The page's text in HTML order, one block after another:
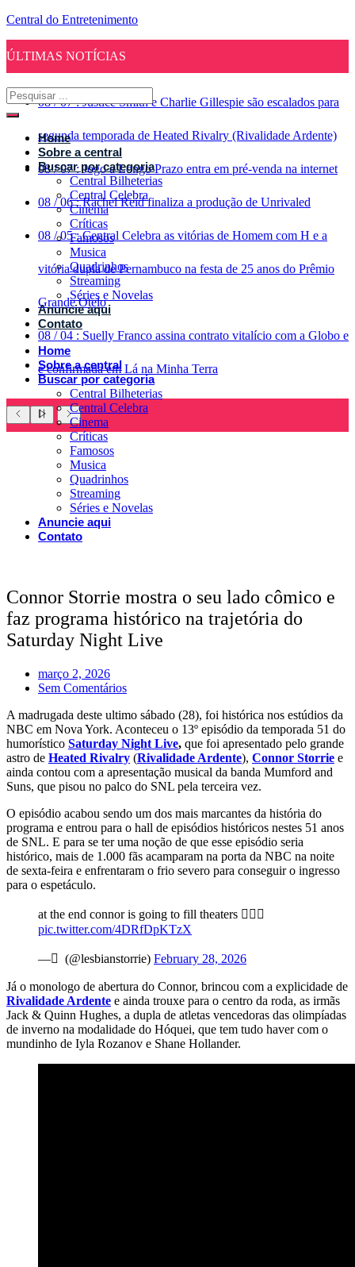
Central do Entretenimento
ÚLTIMAS NOTÍCIAS
08 / 07 : Justice Smith e Charlie Gillespie são escalados para
segunda temporada de Heated Rivalry (Rivalidade Ardente)
08 / 07 : Jogo a Longo Prazo entra em pré-venda na internet
08 / 06 : Rachel Reid finaliza a produção de Unrivaled
08 / 05 : Central Celebra as vitórias de Homem com H e a
vitória dupla de Pernambuco na festa de 25 anos do Prêmio
Grande Otelo
08 / 04 : Suelly Franco assina contrato vitalício com a Globo e
é confirmada em Lá na Minha Terra
Home
Sobre a central
Buscar por categoria
Central Bilheterias
Central Celebra
Cinema
Críticas
Famosos
Musica
Quadrinhos
Streaming
Séries e Novelas
Anuncie aqui
Contato
Home
Sobre a central
Buscar por categoria
Central Bilheterias
Central Celebra
Cinema
Críticas
Famosos
Musica
Quadrinhos
Streaming
Séries e Novelas
Anuncie aqui
Contato
Connor Storrie mostra o seu lado cômico e
faz programa histórico na trajetória do
Saturday Night Live
março 2, 2026
Sem Comentários
A madrugada deste ultimo sábado (28), foi histórica nos estúdios da
NBC em Nova York. Aconteceu o 13º episódio da temporada 51 do
humorístico Saturday Night Live, que foi apresentado pelo grande
astro de Heated Rivalry (Rivalidade Ardente), Connor Storrie e
ainda contou com a apresentação musical da banda Mumford and
Suns, que pisou no palco do SNL pela terceira vez.
O episódio acabou sendo um dos mais marcantes da história do
programa e entrou para o hall de episódios históricos nestes 51 anos
de SNL. E para se ter uma noção de que esse episódio seria
histórico, mais de 1.000 fãs acamparam na porta da NBC na noite
de sexta-feira e enfrentaram o frio severo para conseguir o ingresso
para o espetáculo.
at the end connor is going to fill theaters 🤷🏼‍♀️
pic.twitter.com/4DRfDpKTzX
— َ (@lesbianstorrie) February 28, 2026
Já o monologo de abertura do Connor, brincou com a explicidade de
Rivalidade Ardente e ainda trouxe para o centro da roda, as irmãs
Jack & Quinn Hughes, a dupla de atletas vencedoras das olimpíadas
de inverno na modalidade do Hóquei, que tem tudo haver com o
mundinho de Iyla Rozanov e Shane Hollander.